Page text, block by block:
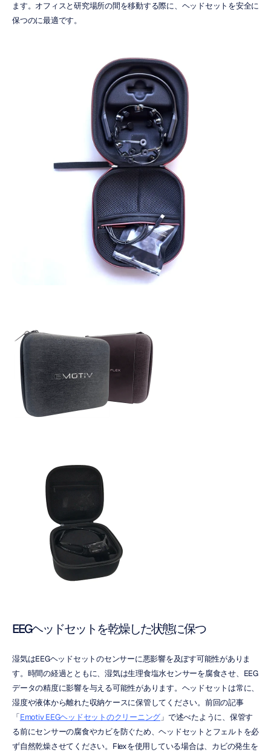
ます。オフィスと研究場所の間を移動する際に、ヘッドセットを安全に
保つのに最適です。
EEGヘッドセットを乾燥した状態に保つ
湿気はEEGヘッドセットのセンサーに悪影響を及ぼす可能性がありま
す。時間の経過とともに、湿気は生理食塩水センサーを腐食させ、EEG
データの精度に影響を与える可能性があります。ヘッドセットは常に、
湿度や液体から離れた収納ケースに保管してください。前回の記事
「Emotiv EEGヘッドセットのクリーニング 」で述べたように、保管す
る前にセンサーの腐食やカビを防ぐため、ヘッドセットとフェルトを必
ず自然乾燥させてください。Flexを使用している場合は、カビの発生を